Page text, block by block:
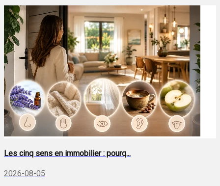
Les cinq sens en immobilier : pourq...
2026-08-05